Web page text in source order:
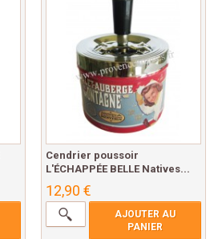
Cendrier poussoir
L'ÉCHAPPÉE BELLE Natives...
12,90 €
AJOUTER AU
PANIER